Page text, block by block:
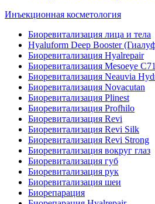
Инъекционная косметология
Биоревитализация лица и тела
Hyaluform Deep Booster
Биоревитализация Hyalrepair
Биоревитализация Mesoeye C71
Биоревитализация Neauvia
Биоревитализация Novacutan
Биоревитализация Plinest
Биоревитализация Profhilo
Биоревитализация Revi
Биоревитализация Revi Silk
Биоревитализация Revi Strong
Биоревитализация вокруг глаз
Биоревитализация губ
Биоревитализация рук
Биоревитализация шеи
Биорепарация